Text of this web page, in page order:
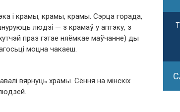
і крамы, крамы, крамы. Сэрца горада,
людзі — з крамаў у аптэку, з
праз гэтае няёмкае маўчанне) ды
моцна чакаеш.
вярнуць храмы. Сёння на мінскіх